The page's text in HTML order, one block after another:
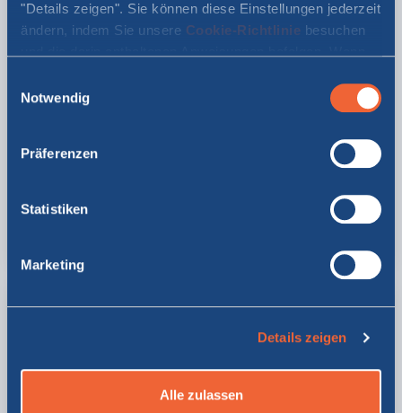
"Details zeigen". Sie können diese Einstellungen jederzeit
ändern, indem Sie unsere Cookie-Richtlinie besuchen
erklären Sie sich damit einverstanden, dass Cookies auf
Notwendig
Präferenzen
Statistiken
Marketing
Details zeigen
Alle zulassen
4-Bettkabine außen, DU/WC
Außenkabine mit 4 Betten, DU/WC, Oberdeck, mit